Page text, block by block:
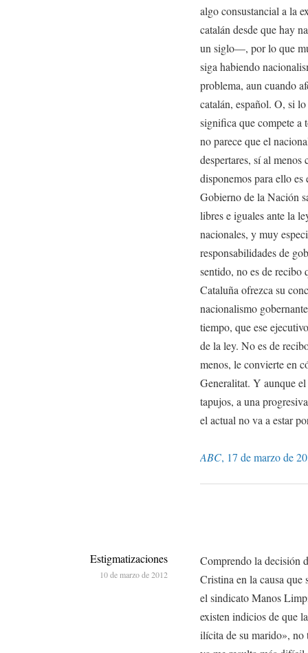
algo consustancial a la
catalán desde que hay
un siglo—, por lo que
siga habiendo
problema, aun cuando
catalán, español. O, si
significa que compete a
no parece que el
despertares, sí al
disponemos para ello
Gobierno de la Nación
libres e iguales ante la
nacionales, y muy
responsabilidades de
sentido, no es de recibo
Cataluña ofrezca su
nacionalismo
tiempo, que ese
de la ley. No es de
menos, le convierte en
Generalitat. Y aunque
tapujos, a una
el actual no va a estar
ABC, 17 de marzo de
Comprendo la decisión
Cristina en la causa
el sindicato Manos
existen indicios de que
ilícita de su marido», no
Estigmatizaciones
10 de marzo de 2012